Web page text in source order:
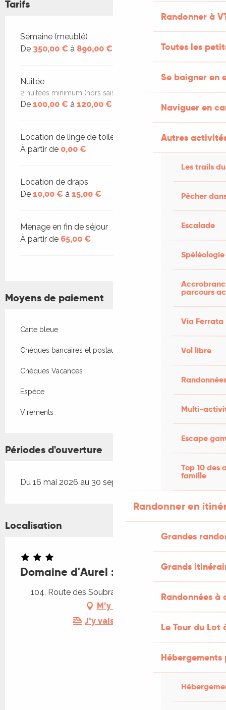
Randonner à
Toutes les
Se baigner en
Naviguer en
Autres
Les trails
Pêcher
Escalade
Spéléologie
parcours
Via Ferrata
Vol libre
Multi-
Escape
Top 10 des
famille
Randonner en
Grandes
Grands
Randonnées
Le Tour du Lot
Tarifs
Tarifs 2026
Semaine (meublé)
De 350,00 € à 890,00 €
Nuitée
2 nuitées minimum (hors saison)
De 100,00 € à 120,00 €
Location de linge de toilette
À partir de 0,00 €
Location de draps
De 10,00 € à 15,00 €
Ménage en fin de séjour
À partir de 65,00 €
Moyens de paiement
Carte bleue
Chèques bancaires et postaux
Chèques Vacances
Espèce
Virements
Périodes d'ouverture
Du 16 mai 2026 au 30 septembre 2026
Localisation
Domaine d'Aurel : La Bichonnière
104, Route des Soubranes, 46300 Rouffilhac
M'y rendre
J'y vais en train !